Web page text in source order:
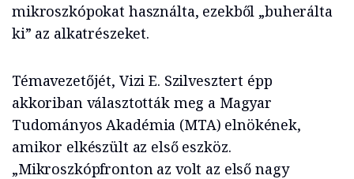
mikroszkópokat használta, ezekből „buherálta
ki” az alkatrészeket.
Témavezetőjét, Vizi E. Szilvesztert épp
akkoriban választották meg a Magyar
Tudományos Akadémia (MTA) elnökének,
amikor elkészült az első eszköz.
„Mikroszkópfronton az volt az első nagy